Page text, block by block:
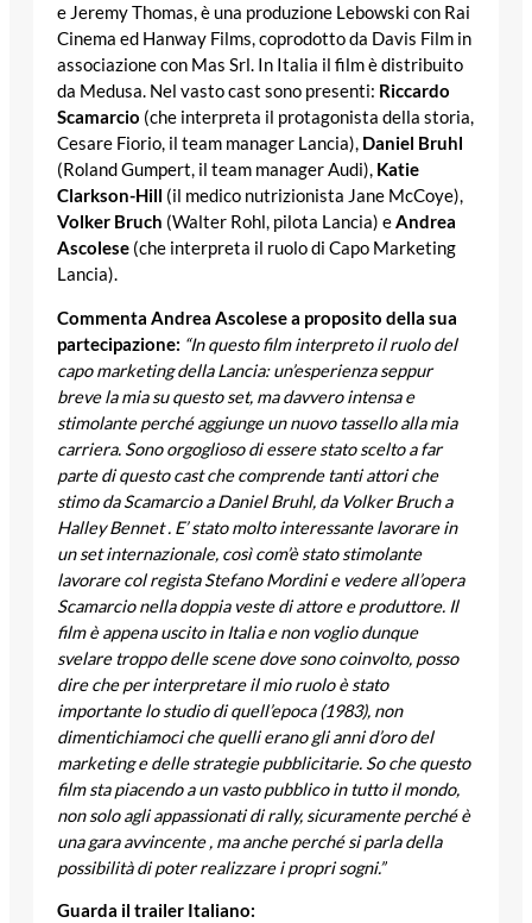
e Jeremy Thomas, è una produzione Lebowski con Rai
Cinema ed Hanway Films, coprodotto da Davis Film in
associazione con Mas Srl. In Italia il film è distribuito
da Medusa. Nel vasto cast sono presenti: Riccardo
Scamarcio (che interpreta il protagonista della storia,
Cesare Fiorio, il team manager Lancia), Daniel Bruhl
(Roland Gumpert, il team manager Audi), Katie
Clarkson-Hill (il medico nutrizionista Jane McCoye),
Volker Bruch (Walter Rohl, pilota Lancia) eAndrea
Ascolese (che interpreta il ruolo di Capo Marketing
Lancia).
Commenta Andrea Ascolese a proposito della sua
partecipazione: “In questo film interpreto il ruolo del
capo marketing della Lancia: un’esperienza seppur
breve la mia su questo set, ma davvero intensa e
stimolante perché aggiunge un nuovo tassello alla mia
carriera. Sono orgoglioso di essere stato scelto a far
parte di questo cast che comprende tanti attori che
stimo da Scamarcio a Daniel Bruhl, da Volker Bruch a
Halley Bennet . E’ stato molto interessante lavorare in
un set internazionale, così com’è stato stimolante
lavorare col regista Stefano Mordini e vedere all’opera
Scamarcio nella doppia veste di attore e produttore. Il
film è appena uscito in Italia e non voglio dunque
svelare troppo delle scene dove sono coinvolto, posso
dire che per interpretare il mio ruolo è stato
importante lo studio di quell’epoca (1983), non
dimentichiamoci che quelli erano gli anni d’oro del
marketing e delle strategie pubblicitarie. So che questo
film sta piacendo a un vasto pubblico in tutto il mondo,
non solo agli appassionati di rally, sicuramente perché è
una gara avvincente , ma anche perché si parla della
possibilità di poter realizzare i propri sogni.”
Guarda il trailer Italiano: